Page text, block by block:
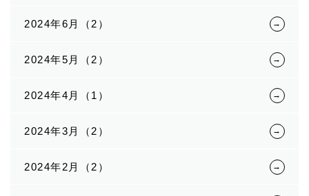
2024年6月（2）
2024年5月（2）
2024年4月（1）
2024年3月（2）
2024年2月（2）